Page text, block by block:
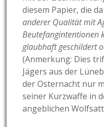
diesem Papier, die
anderer Qualität mit
Beutefangintentionen
glaubhaft geschildert
(Anmerkung: Dies
Jägers aus der
der Osternacht nur
seiner Kurzwaffe in
angeblichen